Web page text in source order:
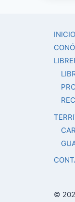
INICIO
©